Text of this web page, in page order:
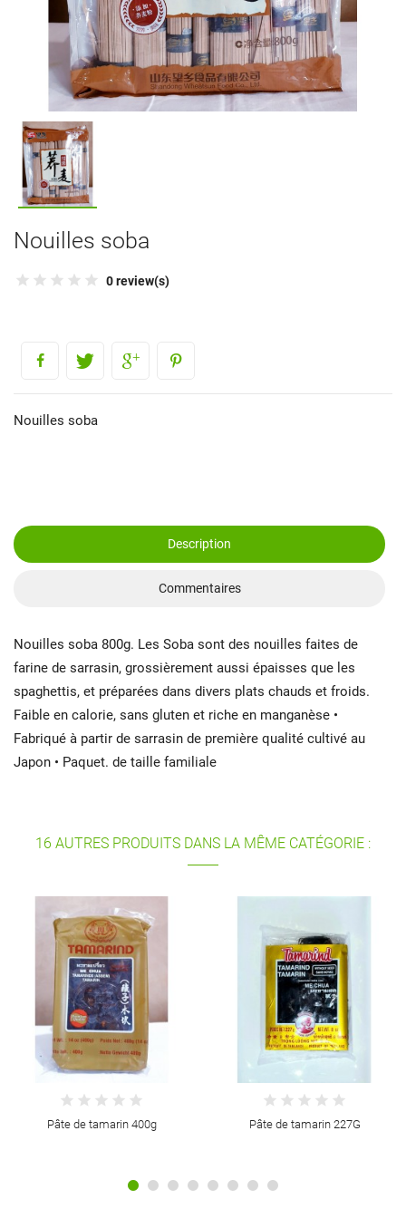
Nouilles soba
0 review(s)
Nouilles soba
Description
Commentaires
Nouilles soba 800g. Les Soba sont des nouilles faites de
farine de sarrasin, grossièrement aussi épaisses que les
spaghettis, et préparées dans divers plats chauds et froids.
Faible en calorie, sans gluten et riche en manganèse •
Fabriqué à partir de sarrasin de première qualité cultivé au
Japon • Paquet. de taille familiale
16 AUTRES PRODUITS DANS LA MÊME CATÉGORIE :
Pâte de tamarin 400g Pâte de tamarin 227G